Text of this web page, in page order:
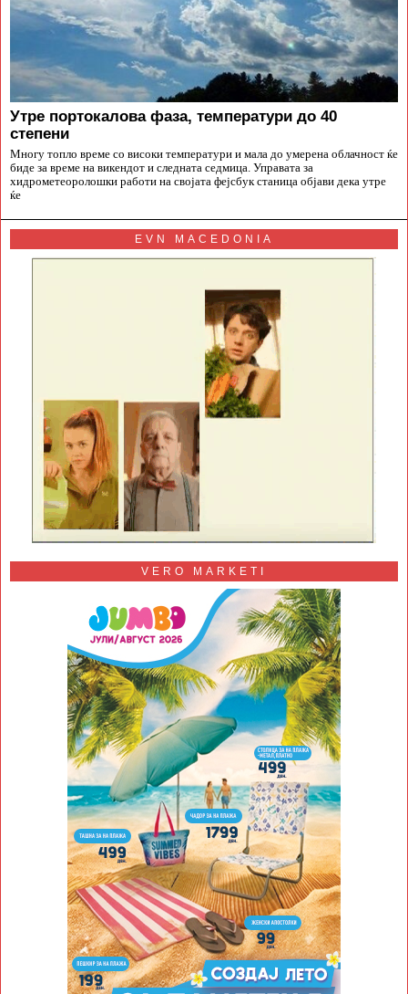
Утре портокалова фаза, температури до 40
степени
Многу топло време со високи температури и мала до умерена облачност ќе
биде за време на викендот и следната седмица. Управата за
хидрометеоролошки работи на својата фејсбук станица објави дека утре
ќе
EVN MACEDONIA
VERO MARKETI